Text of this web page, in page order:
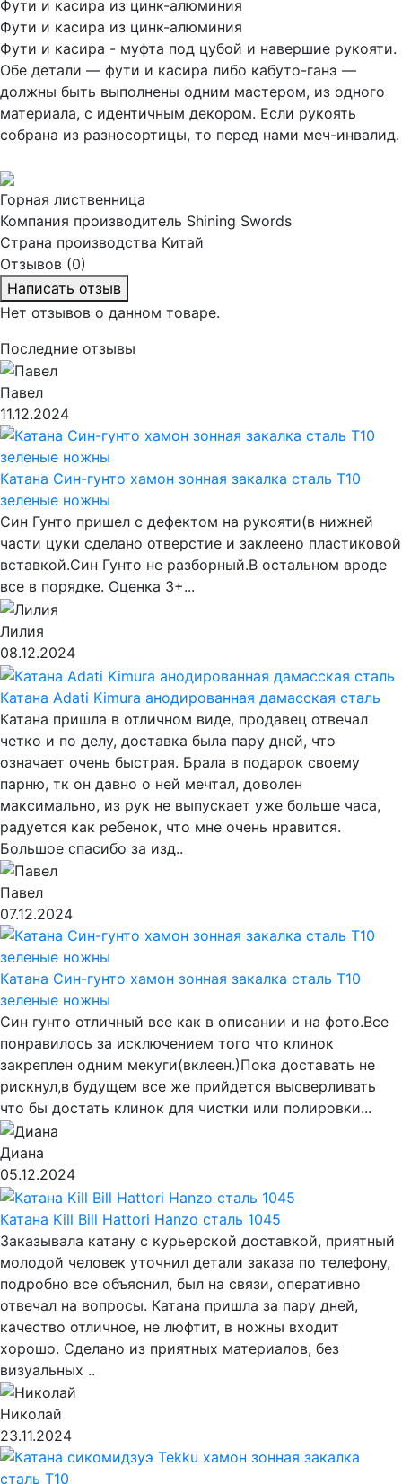
Фути и касира из цинк-алюминия
Фути и касира из цинк-алюминия
Фути и касира - муфта под цубой и навершие рукояти.
Обе детали — фути и касира либо кабуто-ганэ —
должны быть выполнены одним мастером, из одного
материала, с идентичным декором. Если рукоять
собрана из разносортицы, то перед нами меч-инвалид.
Горная лиственница
Компания производитель Shining Swords
Страна производства Китай
Отзывов (0)
Написать отзыв
Нет отзывов о данном товаре.
Последние отзывы
Павел
11.12.2024
Катана Син-гунто хамон зонная закалка сталь T10
зеленые ножны
Син Гунто пришел с дефектом на рукояти(в нижней
части цуки сделано отверстие и заклеено пластиковой
вставкой.Син Гунто не разборный.В остальном вроде
все в порядке. Оценка 3+...
Лилия
08.12.2024
Катана Adati Kimura анодированная дамасская сталь
Катана пришла в отличном виде, продавец отвечал
четко и по делу, доставка была пару дней, что
означает очень быстрая. Брала в подарок своему
парню, тк он давно о ней мечтал, доволен
максимально, из рук не выпускает уже больше часа,
радуется как ребенок, что мне очень нравится.
Большое спасибо за изд..
Павел
07.12.2024
Катана Син-гунто хамон зонная закалка сталь T10
зеленые ножны
Син гунто отличный все как в описании и на фото.Все
понравилось за исключением того что клинок
закреплен одним мекуги(вклеен.)Пока доставать не
рискнул,в будущем все же прийдется высверливать
что бы достать клинок для чистки или полировки...
Диана
05.12.2024
Катана Kill Bill Hattori Hanzo сталь 1045
Заказывала катану с курьерской доставкой, приятный
молодой человек уточнил детали заказа по телефону,
подробно все объяснил, был на связи, оперативно
отвечал на вопросы. Катана пришла за пару дней,
качество отличное, не люфтит, в ножны входит
хорошо. Сделано из приятных материалов, без
визуальных ..
Николай
23.11.2024